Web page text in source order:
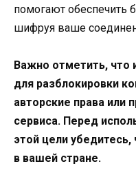
помогают обеспечить
шифруя ваше
Важно отметить, что
для разблокировки
авторские права или
сервиса. Перед
этой цели
в вашей стране.